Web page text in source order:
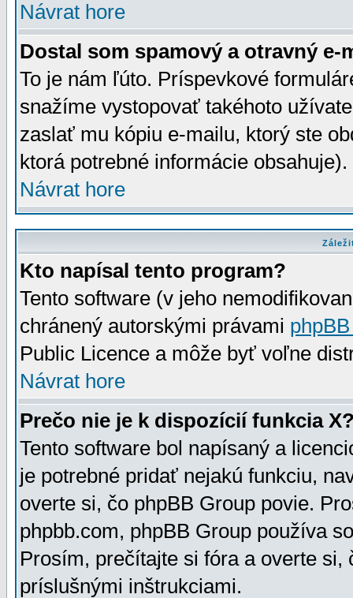
Návrat hore
Dostal som spamový a otravný e-
To je nám ľúto. Príspevkové
snažíme vystopovať takéhoto
zaslať mu kópiu e-mailu, ktorý ste
ktorá potrebné informácie
Návrat hore
Kto napísal tento program?
Tento software (v jeho
chránený autorskými právami
Public Licence a môže byť voľne
Návrat hore
Prečo nie je k dispozícií funkcia
Tento software bol napísaný a
je potrebné pridať nejakú funkciu,
overte si, čo phpBB Group povie.
phpbb.com, phpBB Group používa
Prosím, prečítajte si fóra a overte
príslušnými inštrukciami.